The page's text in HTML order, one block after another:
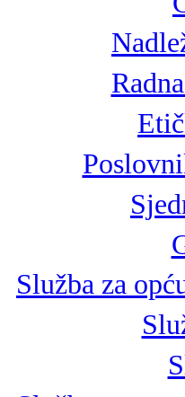
Služba za